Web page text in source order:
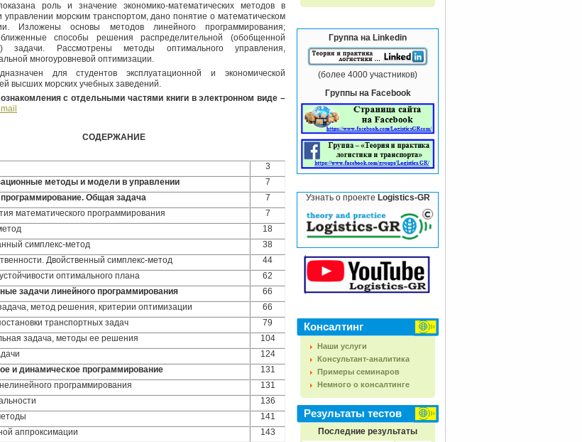
роль и значение экономико-математических методов в
управлении морским транспортом, дано понятие о математическом
Изложены основы методов линейного программирования;
способы решения распределительной (обобщенной
задачи. Рассмотрены методы оптимального управления,
многоуровневой оптимизации.
для студентов эксплуатационной и экономической
высших морских учебных заведений.
с отдельными частями книги в электронном виде –
СОДЕРЖАНИЕ
3
методы и модели в управлении
7
программирование. Общая задача
7
математического программирования
7
18
симплекс-метод
38
Двойственный симплекс-метод
44
оптимального плана
62
задачи линейного программирования
66
метод решения, критерии оптимизации
66
транспортных задач
79
задача, методы ее решения
104
124
и динамическое программирование
131
программирования
131
136
141
аппроксимации
143
Группа на Linkedin
(более 4000 участников)
Группы на Facebook
Узнать о проекте Logistics-GR
Консалтинг
Наши услуги
Консультант-аналитика
Примеры семинаров
Немного о консалтинге
Результаты тестов
Последние результаты